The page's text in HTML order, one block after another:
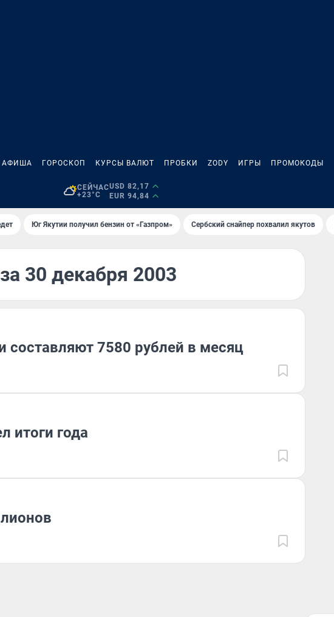
АФИША ГОРОСКОП КУРСЫ ВАЛЮТ ПРОБКИ ZODY ИГРЫ ПРОМОКОДЫ
СЕЙЧАС
+23°C
USD 82,17
EUR 94,84
Юг Якутии получил бензин от «Газпром» Сербский снайпер похвалил якутов
30 декабря 2003
составляют 7580 рублей в месяц
итоги года